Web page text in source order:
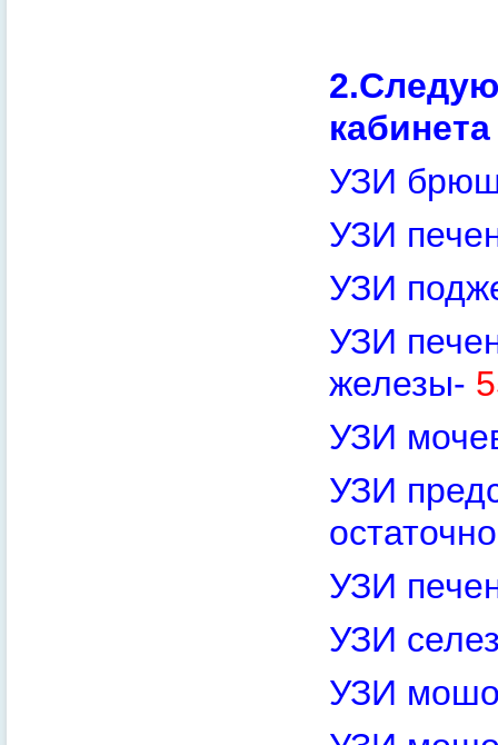
УЗИ
УЗИ
УЗИ
УЗИ
железы-
УЗИ
УЗИ
УЗИ
УЗИ
УЗИ